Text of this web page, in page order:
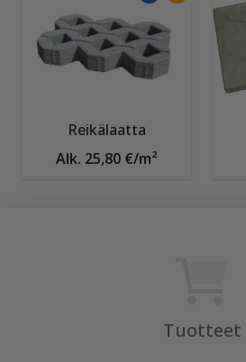
Reikälaatta
Alk. 25,80 €/m²
Tuotteet